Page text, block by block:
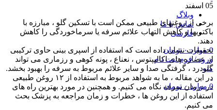
وبلاگ
تماس با ما
فارسی
0 موارد ۰ تومان
ورود / فرم ثبت نام
منو
0 موارد ۰ تومان
05 اسفند
برخی از روغنهای طبیعی ممکن است با تسکین گلو ، مبارزه با
باکتریها و کاهش التهاب علائم سرفه یا سرماخوردگی را کاهش
دهند.
تحقیقات نشان داده است که استفاده از اسپری بینی حاوی ترکیبی
از عصاره های اکالیپتوس ، نعناع ، پونه کوهی و رزماری می تواند
گلودرد ، گرفتگی صدا و سایر علائم مربوط به سرفه را بهبود بخشد.
در این مقاله ، ما به شواهد مربوط به استفاده از ۱۲ روغن طبیعی
در درمان سرفه نگاه می کنیم. و همچنین در مورد بهترین راه های
استفاده از این روغن ها ، خطرات و زمان مراجعه به پزشک بحث
می کنیم.